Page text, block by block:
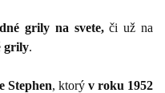
grily na svete,či už na
grily.
Stephen, ktorý v roku 1952